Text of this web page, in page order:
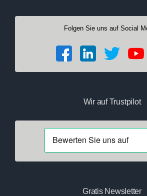
Folgen Sie uns auf Social
Wir auf Trustpilot
Gratis Newsletter